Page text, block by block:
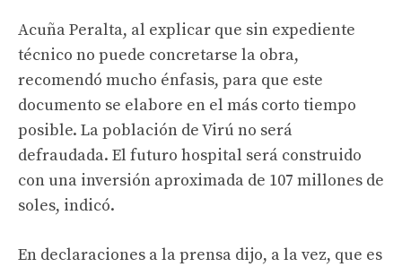
Acuña Peralta, al explicar que sin expediente
técnico no puede concretarse la obra,
recomendó mucho énfasis, para que este
documento se elabore en el más corto tiempo
posible. La población de Virú no será
defraudada. El futuro hospital será construido
con una inversión aproximada de 107 millones de
soles, indicó.
En declaraciones a la prensa dijo, a la vez, que es